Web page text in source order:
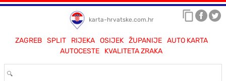
karta-hrvatske.com.hr
ZAGREB SPLIT RIJEKA OSIJEK ŽUPANIJE
AUTO KARTA
AUTOCESTE
KVALITETA ZRAKA